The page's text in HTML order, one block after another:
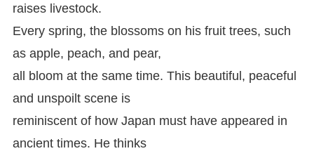
raises livestock.
Every spring, the blossoms on his fruit trees, such
as apple, peach, and pear,
all bloom at the same time. This beautiful, peaceful
and unspoilt scene is
reminiscent of how Japan must have appeared in
ancient times. He thinks